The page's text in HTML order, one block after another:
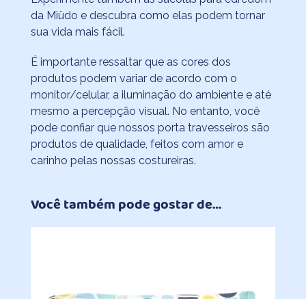
da Miüdo e descubra como elas podem tornar
sua vida mais fácil.
É importante ressaltar que as cores dos
produtos podem variar de acordo com o
monitor/celular, a iluminação do ambiente e até
mesmo a percepção visual. No entanto, você
pode confiar que nossos porta travesseiros são
produtos de qualidade, feitos com amor e
carinho pelas nossas costureiras.
Você também pode gostar de…